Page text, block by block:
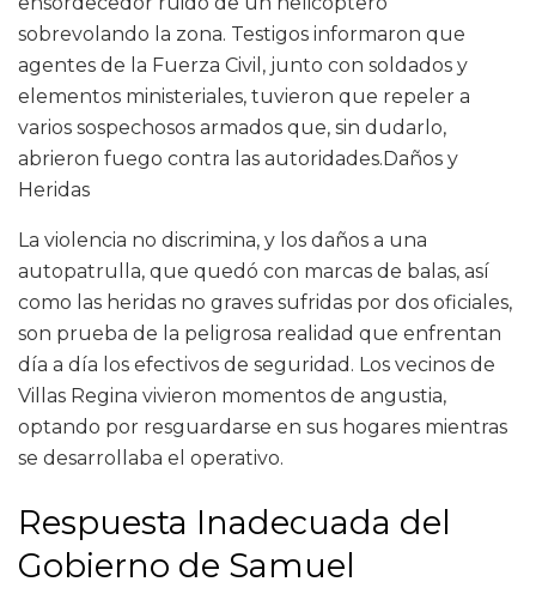
sobrevolando la zona. Testigos informaron que
agentes de la Fuerza Civil, junto con soldados y
elementos ministeriales, tuvieron que repeler a
varios sospechosos armados que, sin dudarlo,
abrieron fuego contra las autoridades.Daños y
Heridas
La violencia no discrimina, y los daños a una
autopatrulla, que quedó con marcas de balas, así
como las heridas no graves sufridas por dos oficiales,
son prueba de la peligrosa realidad que enfrentan
día a día los efectivos de seguridad. Los vecinos de
Villas Regina vivieron momentos de angustia,
optando por resguardarse en sus hogares mientras
se desarrollaba el operativo.
Respuesta Inadecuada del
Gobierno de Samuel